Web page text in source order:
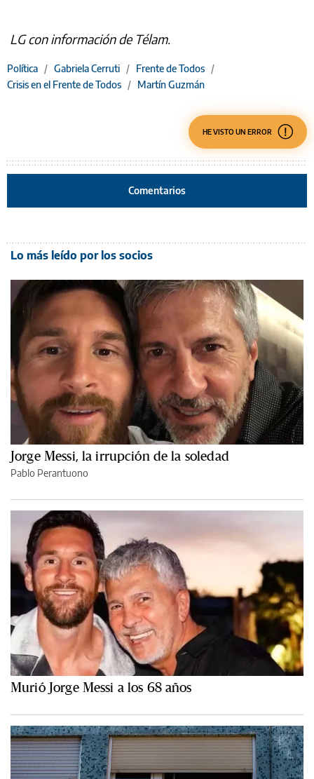
LG con información de Télam.
Política / Gabriela Cerruti / Frente de Todos /
Crisis en el Frente de Todos / Martín Guzmán
HE VISTO UN ERROR
Comentarios
Lo más leído por los socios
Jorge Messi, la irrupción de la soledad
Pablo Perantuono
Murió Jorge Messi a los 68 años